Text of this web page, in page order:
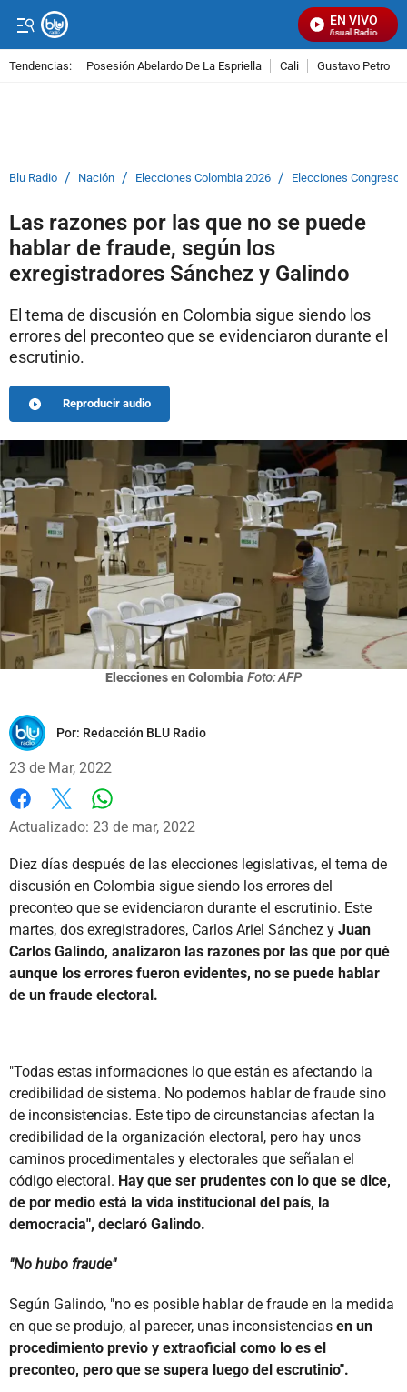
EN VIVO
Señal Visual Radio
Tendencias: Posesión Abelardo De La Espriella Cali Gustavo Petro
Blu Radio / Nación / Elecciones Colombia 2026 / Elecciones Congreso
Las razones por las que no se puede
hablar de fraude, según los
exregistradores Sánchez y Galindo
El tema de discusión en Colombia sigue siendo los
errores del preconteo que se evidenciaron durante el
escrutinio.
Reproducir audio
Elecciones en Colombia Foto: AFP
Por: Redacción BLU Radio
23 de Mar, 2022
Facebook
X
Actualizado: 23 de mar, 2022
Diez días después de las elecciones legislativas, el tema de
discusión en Colombia sigue siendo los errores del
preconteo que se evidenciaron durante el escrutinio. Este
martes, dos exregistradores, Carlos Ariel Sánchez y Juan
Carlos Galindo, analizaron las razones por las que por qué
aunque los errores fueron evidentes, no se puede hablar
de un fraude electoral.
"Todas estas informaciones lo que están es afectando la
credibilidad de sistema. No podemos hablar de fraude sino
de inconsistencias. Este tipo de circunstancias afectan la
credibilidad de la organización electoral, pero hay unos
caminos procedimentales y electorales que señalan el
código electoral. Hay que ser prudentes con lo que se dice,
de por medio está la vida institucional del país, la
democracia", declaró Galindo.
"No hubo fraude"
Según Galindo, "no es posible hablar de fraude en la medida
en que se produjo, al parecer, unas inconsistencias en un
procedimiento previo y extraoficial como lo es el
preconteo, pero que se supera luego del escrutinio".